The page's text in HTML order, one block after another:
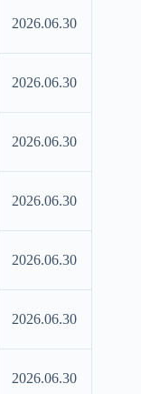
2026.06.30
2026.06.30
2026.06.30
2026.06.30
2026.06.30
2026.06.30
2026.06.30